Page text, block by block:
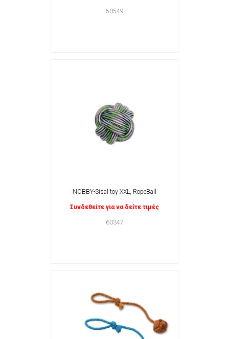
50549
ΝΟΒΒΥ-Sisal toy XXL, RopeBall
Συνδεθείτε για να δείτε τιμές
60347